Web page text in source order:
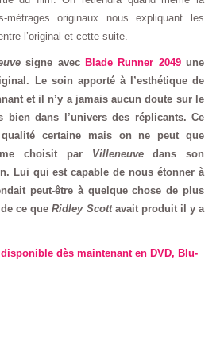
métrages originaux nous expliquant les
l’original et cette suite.
signe avecBlade Runner 2049une
Le soin apporté à l’esthétique de
et il n’y a jamais aucun doute sur le
bien dans l’univers des réplicants. Ce
certaine mais on ne peut que
choisit par Villeneuvedans son
Lui qui est capable de nous étonner à
peut-être à quelque chose de plus
ce queRidley Scottavait produit il y a
dès maintenant en DVD, Blu-